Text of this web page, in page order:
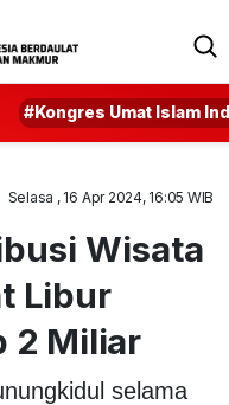
#Kongres Umat Islam
Selasa , 16 Apr 2024, 16:05 WIB
Wisata
Libur
2 Miliar
selama